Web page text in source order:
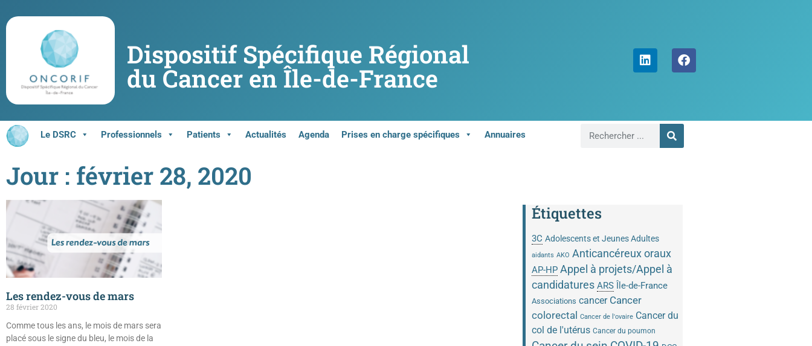
Dispositif Spécifique Régional
du Cancer en Île-de-France
Le DSRC Professionnels Patients Actualités Agenda Prises en charge spécifiques Annuaires
Jour : février 28, 2020
Les rendez-vous de mars
28 février 2020
Comme tous les ans, le mois de mars sera
placé sous le signe du bleu, le mois de la
Étiquettes
3C Adolescents et Jeunes Adultes
aidants AKO Anticancéreux oraux
AP-HP Appel à projets/Appel à
candidatures ARS Île-de-France
Associations cancer Cancer
colorectal
Cancer de l'ovaire Cancer du
col de l'utérus Cancer du poumon